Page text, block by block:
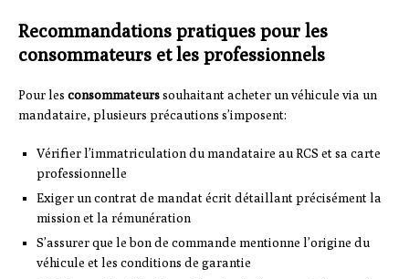
Recommandations pratiques pour les
consommateurs et les professionnels
Pour les consommateurssouhaitant acheter un véhicule via un
mandataire, plusieurs précautions s’imposent:
Vérifier l’immatriculation du mandataire au RCS et sa carte
professionnelle
Exiger un contrat de mandat écrit détaillant précisément la
mission et la rémunération
S’assurer que le bon de commande mentionne l’origine du
véhicule et les conditions de garantie